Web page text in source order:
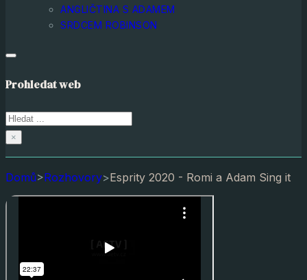
ANGLIČTINA S ADAMEM
SRDCEM ROBINSON
Prohledat web
Hledat
×
Domů>Rozhovory>Esprity 2020 - Romi a Adam Sing it